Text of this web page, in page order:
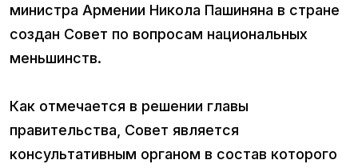
министра Армении Никола Пашиняна в стране
создан Совет по вопросам национальных
меньшинств.
Как отмечается в решении главы
правительства, Совет является
консультативным органом в состав которого